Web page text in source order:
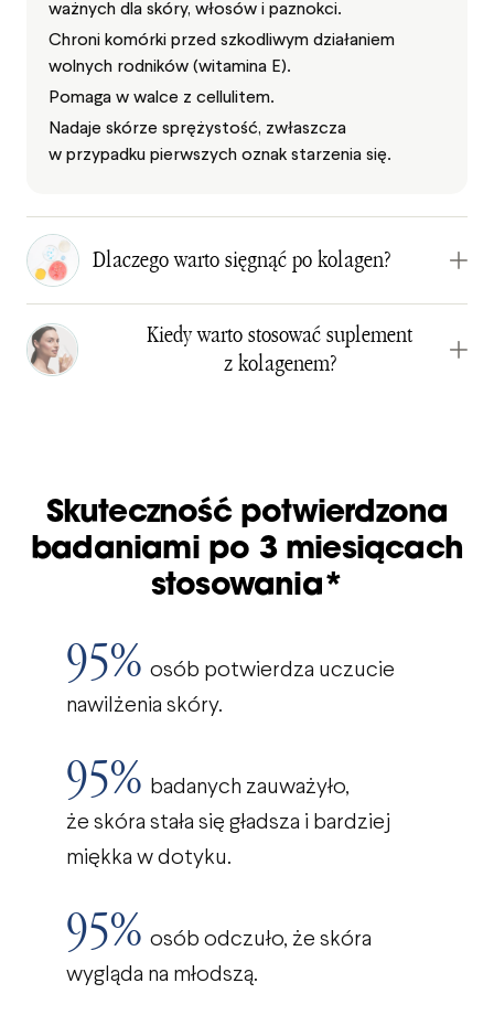
ważnych dla skóry, włosów i paznokci.
Chroni komórki przed szkodliwym działaniem
wolnych rodników (witamina E).
Pomaga w walce z cellulitem.
Nadaje skórze sprężystość, zwłaszcza
w przypadku pierwszych oznak starzenia się.
Dlaczego warto sięgnąć po kolagen?
Kiedy warto stosować suplement
z kolagenem?
Skuteczność potwierdzona
badaniami po 3 miesiącach
stosowania*
95% osób potwierdza uczucie
nawilżenia skóry.
95% badanych zauważyło,
że skóra stała się gładsza i bardziej
miękka w dotyku.
95% osób odczuło, że skóra
wygląda na młodszą.